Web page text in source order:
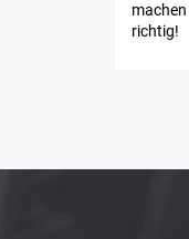
richtig!